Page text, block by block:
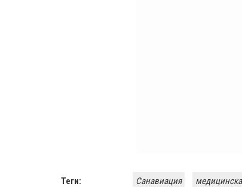
Теги: Санавиация